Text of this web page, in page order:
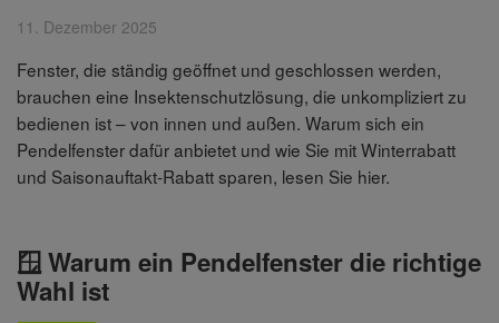
11. Dezember 2025
Fenster, die ständig geöffnet und geschlossen werden,
brauchen eine Insektenschutzlösung, die unkompliziert zu
bedienen ist – von innen und außen. Warum sich ein
Pendelfenster dafür anbietet und wie Sie mit Winterrabatt
und Saisonauftakt-Rabatt sparen, lesen Sie hier.
🪟 Warum ein Pendelfenster die richtige
Wahl ist